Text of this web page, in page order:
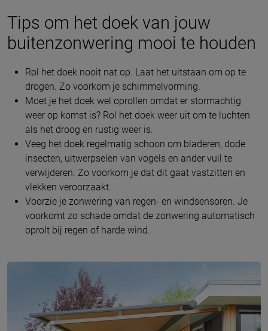
Tips om het doek van jouw
buitenzonwering mooi te houden
Rol het doek nooit nat op. Laat het uitstaan om op te
drogen. Zo voorkom je schimmelvorming.
Moet je het doek wel oprollen omdat er stormachtig
weer op komst is? Rol het doek weer uit om te luchten
als het droog en rustig weer is.
Veeg het doek regelmatig schoon om bladeren, dode
insecten, uitwerpselen van vogels en ander vuil te
verwijderen. Zo voorkom je dat dit gaat vastzitten en
vlekken veroorzaakt.
Voorzie je zonwering van regen- en windsensoren. Je
voorkomt zo schade omdat de zonwering automatisch
oprolt bij regen of harde wind.